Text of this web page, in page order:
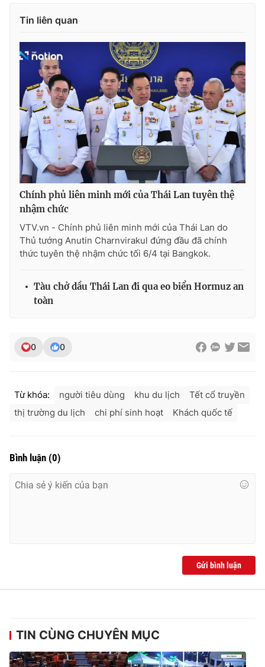
Email: toasoan@vtv.vn
® Cấm sao chép dưới mọi hình thức nếu không có sự chấp
thông tin từ website này.
Tin liên quan
Chính phủ liên minh mới của Thái Lan tuyên thệ
nhậm chức
VTV.vn - Chính phủ liên minh mới của Thái Lan do
Thủ tướng Anutin Charnvirakul đứng đầu đã chính
thức tuyên thệ nhậm chức tối 6/4 tại Bangkok.
Tàu chở dầu Thái Lan đi qua eo biển Hormuz an
toàn
0 0
Từ khóa: người tiêu dùng khu du lịch
Tết cổ truyền
thị trường du lịch
chi phí sinh hoạt Khách quốc tế
Bình luận (0)
Gửi bình luận
TIN CÙNG CHUYÊN MỤC